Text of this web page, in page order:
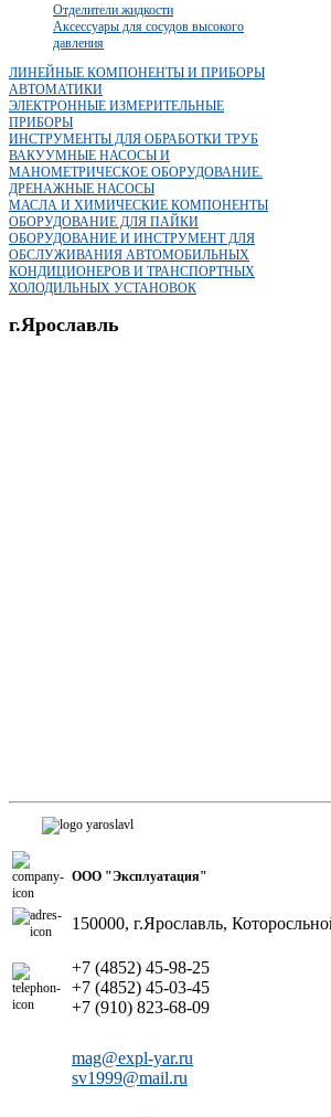
Отделители жидкости
Аксессуары для сосудов высокого
давления
ЛИНЕЙНЫЕ КОМПОНЕНТЫ И ПРИБОРЫ
АВТОМАТИКИ
ЭЛЕКТРОННЫЕ ИЗМЕРИТЕЛЬНЫЕ
ПРИБОРЫ
ИНСТРУМЕНТЫ ДЛЯ ОБРАБОТКИ ТРУБ
ВАКУУМНЫЕ НАСОСЫ И
МАНОМЕТРИЧЕСКОЕ ОБОРУДОВАНИЕ.
ДРЕНАЖНЫЕ НАСОСЫ
МАСЛА И ХИМИЧЕСКИЕ КОМПОНЕНТЫ
ОБОРУДОВАНИЕ ДЛЯ ПАЙКИ
ОБОРУДОВАНИЕ И ИНСТРУМЕНТ ДЛЯ
ОБСЛУЖИВАНИЯ АВТОМОБИЛЬНЫХ
КОНДИЦИОНЕРОВ И ТРАНСПОРТНЫХ
ХОЛОДИЛЬНЫХ УСТАНОВОК
г.Ярославль
ООО "Эксплуатация"
150000, г.Ярославль,
+7 (4852) 45-98-25
+7 (4852) 45-03-45
+7 (910) 823-68-09
mag@expl-yar.ru
sv1999@mail.ru